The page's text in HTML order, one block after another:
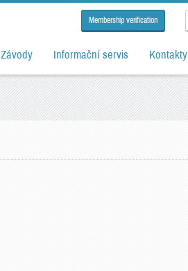
Membership verification
Závody Informační servis Kontakty